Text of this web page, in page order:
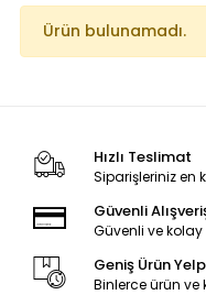
Ürün bulunamadı.
Hızlı Teslimat
Siparişleriniz en
Güvenli
Güvenli ve
Geniş Ürün
Binlerce ürün